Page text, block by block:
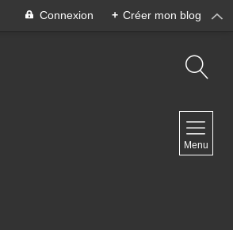
Connexion + Créer mon blog
Menu